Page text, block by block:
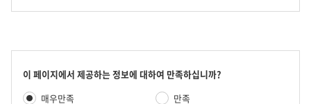
콘
츠
이 페이지에서 제공하는 정보에 대하여 만족하십니까?
만
매우만족 만족